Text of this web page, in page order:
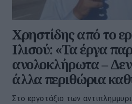
Χρηστίδης από το
Ιλισού: «Τα έργα
ανολοκλήρωτα –
άλλα περιθώρια
Στο εργοτάξιο των